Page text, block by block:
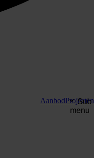
AanbodProjecten
Sub
menu